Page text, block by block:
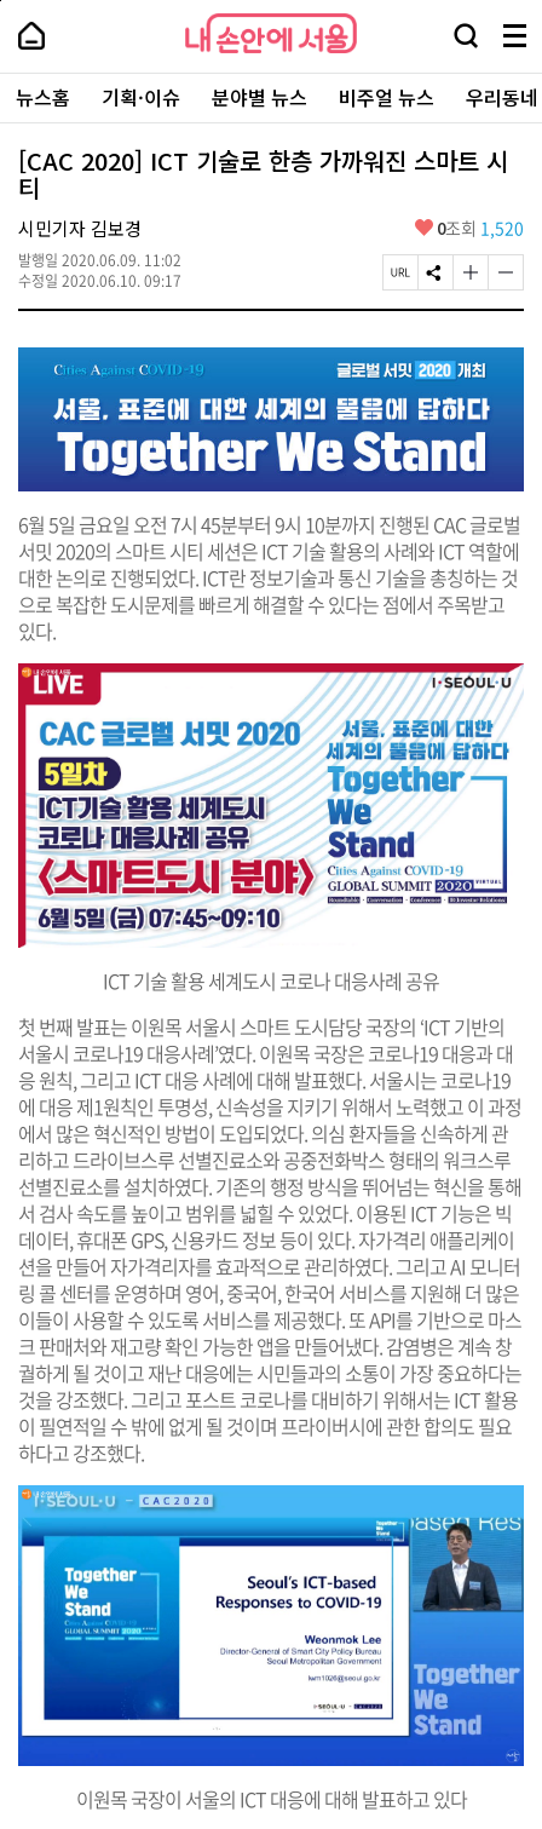
본
로
가
내
손
안
에
서
울
-
서
울
시
대
표
소
통
포
내
손
에
울
검
창
열
기
메
뉴
전
체
보
주
요
서
뉴스홈 기획·이슈 분야별 뉴스 비주얼 뉴스 우리동
[CAC 2020] ICT 기술로 한층 가까워진 스마트 시
티
시민기자 김보경
발행일 2020.06.09. 11:02
수정일 2020.06.10. 09:17
좋
요
0조회 1,520
페
이
U
R
L
복
사
S
N
공
유
하
기
글
자
기
크
게
변
경
하
기
글
자
기
6월 5일 금요일 오전 7시 45분부터 9시 10분까지 진행된 CAC 글로벌
서밋 2020의 스마트 시티 세션은 ICT 기술 활용의 사례와 ICT 역할에
대한 논의로 진행되었다. ICT란 정보기술과 통신 기술을 총칭하는 것
으로 복잡한 도시문제를 빠르게 해결할 수 있다는 점에서 주목받고
있다.
ICT 기술 활용 세계도시 코로나 대응사례 공유
첫 번째 발표는 이원목 서울시 스마트 도시담당 국장의 ‘ICT 기반의
서울시 코로나19 대응사례’였다. 이원목 국장은 코로나19 대응과 대
응 원칙, 그리고 ICT 대응 사례에 대해 발표했다. 서울시는 코로나19
에 대응 제1원칙인 투명성, 신속성을 지키기 위해서 노력했고 이 과정
에서 많은 혁신적인 방법이 도입되었다. 의심 환자들을 신속하게 관
리하고 드라이브스루 선별진료소와 공중전화박스 형태의 워크스루
선별진료소를 설치하였다. 기존의 행정 방식을 뛰어넘는 혁신을 통해
서 검사 속도를 높이고 범위를 넓힐 수 있었다. 이용된 ICT 기능은 빅
데이터, 휴대폰 GPS, 신용카드 정보 등이 있다. 자가격리 애플리케이
션을 만들어 자가격리자를 효과적으로 관리하였다. 그리고 AI 모니터
링 콜 센터를 운영하며 영어, 중국어, 한국어 서비스를 지원해 더 많은
이들이 사용할 수 있도록 서비스를 제공했다. 또 API를 기반으로 마스
크 판매처와 재고량 확인 가능한 앱을 만들어냈다. 감염병은 계속 창
궐하게 될 것이고 재난 대응에는 시민들과의 소통이 가장 중요하다는
것을 강조했다. 그리고 포스트 코로나를 대비하기 위해서는 ICT 활용
이 필연적일 수 밖에 없게 될 것이며 프라이버시에 관한 합의도 필요
하다고 강조했다.
이원목 국장이 서울의 ICT 대응에 대해 발표하고 있다
페
상
단
로